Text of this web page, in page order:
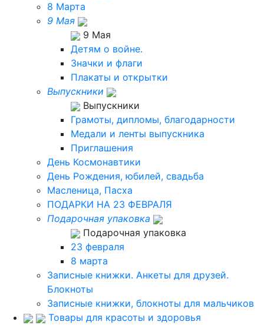
8 Марта
9 Мая
9 Мая
Детям о войне.
Значки и флаги
Плакаты и открытки
Выпускники
Выпускники
Грамоты, дипломы, благодарности
Медали и ленты выпускника
Приглашения
День Космонавтики
День Рождения, юбилей, свадьба
Масленица, Пасха
ПОДАРКИ НА 23 ФЕВРАЛЯ
Подарочная упаковка
Подарочная упаковка
23 февраля
8 марта
Записные книжки. Анкеты для друзей.
Блокноты
Записные книжки, блокноты для мальчиков
Товары для красоты и здоровья